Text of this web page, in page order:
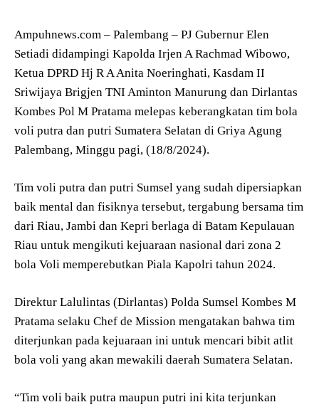
Ampuhnews.com – Palembang – PJ Gubernur Elen
Setiadi didampingi Kapolda Irjen A Rachmad Wibowo,
Ketua DPRD Hj R A Anita Noeringhati, Kasdam II
Sriwijaya Brigjen TNI Aminton Manurung dan Dirlantas
Kombes Pol M Pratama melepas keberangkatan tim bola
voli putra dan putri Sumatera Selatan di Griya Agung
Palembang, Minggu pagi, (18/8/2024).
Tim voli putra dan putri Sumsel yang sudah dipersiapkan
baik mental dan fisiknya tersebut, tergabung bersama tim
dari Riau, Jambi dan Kepri berlaga di Batam Kepulauan
Riau untuk mengikuti kejuaraan nasional dari zona 2
bola Voli memperebutkan Piala Kapolri tahun 2024.
Direktur Lalulintas (Dirlantas) Polda Sumsel Kombes M
Pratama selaku Chef de Mission mengatakan bahwa tim
diterjunkan pada kejuaraan ini untuk mencari bibit atlit
bola voli yang akan mewakili daerah Sumatera Selatan.
“Tim voli baik putra maupun putri ini kita terjunkan